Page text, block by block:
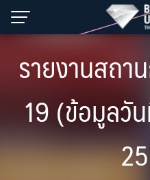
Skip
รายงานสถา
19 (ข้อมูลวั